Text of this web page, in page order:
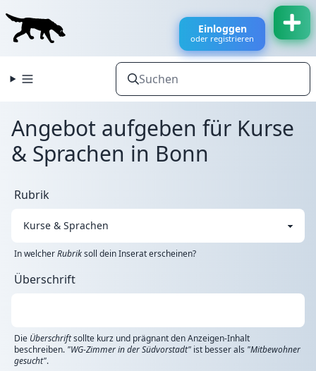
Einloggen
oder registrieren
Angebot aufgeben für Kurse
& Sprachen in Bonn
Rubrik
In welcherRubriksoll dein Inserat erscheinen?
Überschrift
Die Überschriftsollte kurz und prägnant den Anzeigen-Inhalt
beschreiben. "WG-Zimmer in der Südvorstadt" ist besser als "Mitbewohner
gesucht".